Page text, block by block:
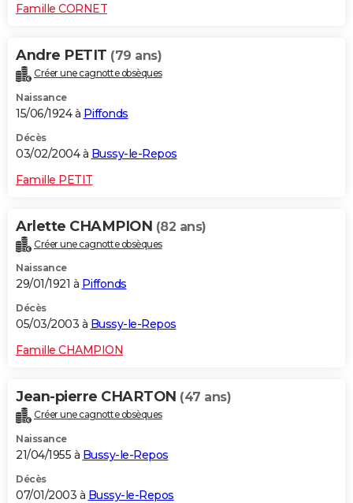
Famille CORNET
Andre PETIT (79 ans)
Créer une cagnotte obsèques
Naissance
15/06/1924 à Piffonds
Décès
03/02/2004 à Bussy-le-Repos
Famille PETIT
Arlette CHAMPION (82 ans)
Créer une cagnotte obsèques
Naissance
29/01/1921 à Piffonds
Décès
05/03/2003 à Bussy-le-Repos
Famille CHAMPION
Jean-pierre CHARTON (47 ans)
Créer une cagnotte obsèques
Naissance
21/04/1955 à Bussy-le-Repos
Décès
07/01/2003 à Bussy-le-Repos